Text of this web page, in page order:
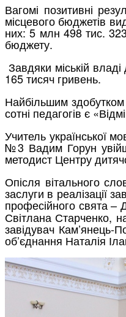
Вагомі позитивні
місцевого бюджетів
них: 5 млн 498 тис.
бюджету.
Завдяки міській
165 тисяч гривень.
Найбільшим
сотні педагогів є
Учитель української
№3 Вадим Горун
методист Центру
Опісля вітального
заслуги в реалізації
професійного свята –
Світлана Старченко,
завідувач Кам’янець-
об’єднання Наталія